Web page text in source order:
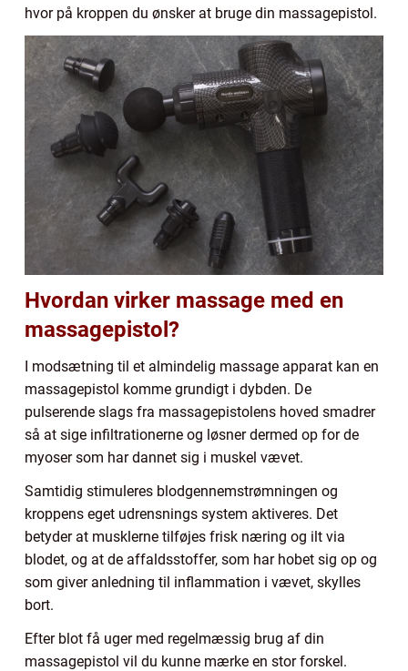
hvor på kroppen du ønsker at bruge din massagepistol.
Hvordan virker massage med en
massagepistol?
I modsætning til et almindelig massage apparat kan en
massagepistol komme grundigt i dybden. De
pulserende slags fra massagepistolens hoved smadrer
så at sige infiltrationerne og løsner dermed op for de
myoser som har dannet sig i muskel vævet.
Samtidig stimuleres blodgennemstrømningen og
kroppens eget udrensnings system aktiveres. Det
betyder at musklerne tilføjes frisk næring og ilt via
blodet, og at de affaldsstoffer, som har hobet sig op og
som giver anledning til inflammation i vævet, skylles
bort.
Efter blot få uger med regelmæssig brug af din
massagepistol vil du kunne mærke en stor forskel.